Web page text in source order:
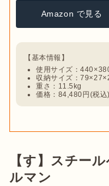
Amazon で見る
使用サイズ：
収納サイズ：
重さ：11.5kg
価格：84,480円(税込)
【す】スチー
ルマン